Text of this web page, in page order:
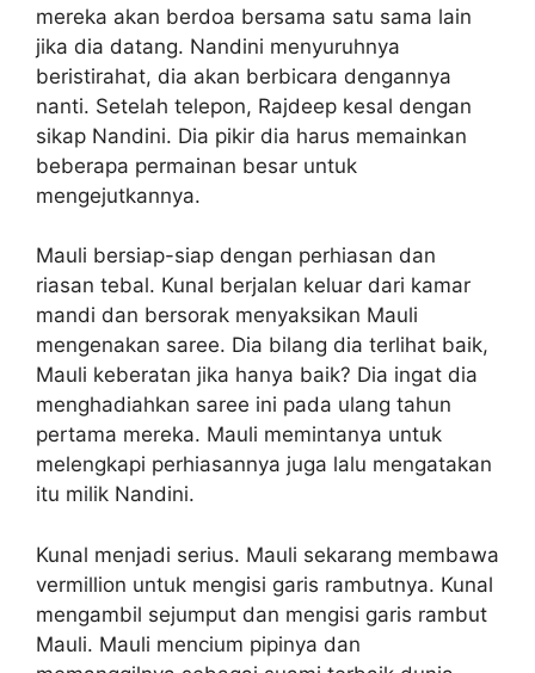
mereka akan berdoa bersama satu sama lain
jika dia datang. Nandini menyuruhnya
beristirahat, dia akan berbicara dengannya
nanti. Setelah telepon, Rajdeep kesal dengan
sikap Nandini. Dia pikir dia harus memainkan
beberapa permainan besar untuk
mengejutkannya.
Mauli bersiap-siap dengan perhiasan dan
riasan tebal. Kunal berjalan keluar dari kamar
mandi dan bersorak menyaksikan Mauli
mengenakan saree. Dia bilang dia terlihat baik,
Mauli keberatan jika hanya baik? Dia ingat dia
menghadiahkan saree ini pada ulang tahun
pertama mereka. Mauli memintanya untuk
melengkapi perhiasannya juga lalu mengatakan
itu milik Nandini.
Kunal menjadi serius. Mauli sekarang membawa
vermillion untuk mengisi garis rambutnya. Kunal
mengambil sejumput dan mengisi garis rambut
Mauli. Mauli mencium pipinya dan